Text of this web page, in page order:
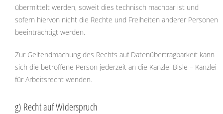
übermittelt werden, soweit dies technisch machbar ist und
sofern hiervon nicht die Rechte und Freiheiten anderer Personen
beeinträchtigt werden.
Zur Geltendmachung des Rechts auf Datenübertragbarkeit kann
sich die betroffene Person jederzeit an die Kanzlei Bisle – Kanzlei
für Arbeitsrecht wenden.
g) Recht auf Widerspruch